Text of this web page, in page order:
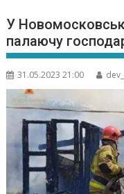
У
палаючу
31.05.2023 21:00